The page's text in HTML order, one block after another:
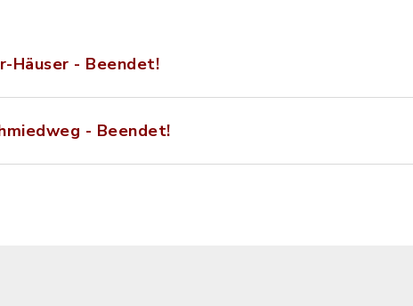
Häuser - Beendet!
- Beendet!